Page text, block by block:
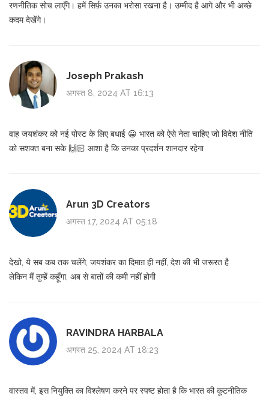
रणनीतिक सोच लाएँगे। हमें सिर्फ़ उनका भरोसा रखना है। उम्मीद है आगे और भी अच्छे
कदम देखेंगे।
Joseph Prakash
अगस्त 8, 2024 AT 16:13
वाह जयशंकर को नई पोस्ट के लिए बधाई 😀 भारत को ऐसे नेता चाहिए जो विदेश नीति
को सशक्त बना सके 🙌🏻 आशा है कि उनका प्रदर्शन शानदार रहेगा
Arun 3D Creators
अगस्त 17, 2024 AT 05:18
देखो, ये सब कब तक चलेंगे, जयशंकर का दिमाग़ ही नहीं, देश की भी जरूरत है
लेकिन मैं तुम्हें कहूँगा, अब से बातों की कमी नहीं होगी
RAVINDRA HARBALA
अगस्त 25, 2024 AT 18:23
वास्तव में, इस नियुक्ति का विश्लेषण करने पर स्पष्ट होता है कि भारत की कूटनीतिक